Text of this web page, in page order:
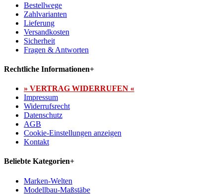
Bestellwege
Zahlvarianten
Lieferung
Versandkosten
Sicherheit
Fragen & Antworten
Rechtliche Informationen+
» VERTRAG WIDERRUFEN «
Impressum
Widerrufsrecht
Datenschutz
AGB
Cookie-Einstellungen anzeigen
Kontakt
Beliebte Kategorien+
Marken-Welten
Modellbau-Maßstäbe